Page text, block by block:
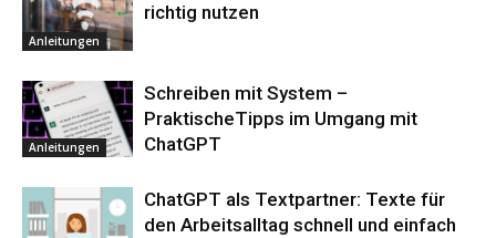
Anleitungen
richtig nutzen
Anleitungen
Schreiben mit System –
PraktischeTipps im Umgang mit
ChatGPT
ChatGPT als Textpartner: Texte für
den Arbeitsalltag schnell und einfach